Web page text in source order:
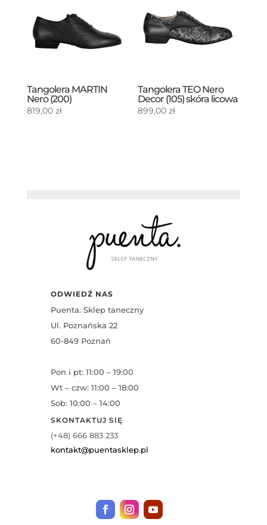
Tangolera MARTIN
Nero (200)
819,00 zł
Tangolera TEO Nero
Decor (105) skóra licowa
899,00zł
ODWIEDŹ NAS
Puenta. Sklep taneczny
Ul. Poznańska 22
60-849 Poznań
Pon i pt: 11:00 – 19:00
Wt – czw: 11:00 – 18:00
Sob: 10:00 – 14:00
SKONTAKTUJ SIĘ
(+48) 666 883 233
kontakt@puentasklep.pl